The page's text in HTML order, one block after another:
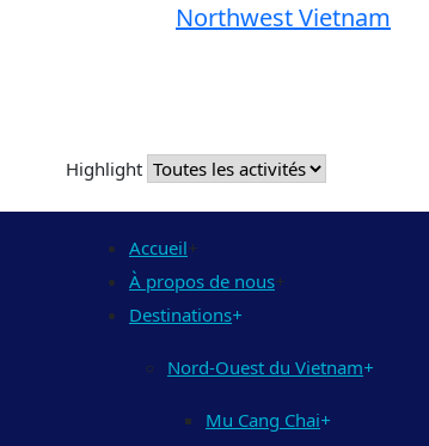
Northwest Vietnam
Highlight
Accueil+
À propos de nous+
Destinations+
Nord-Ouest du Vietnam+
Mu Cang Chai+